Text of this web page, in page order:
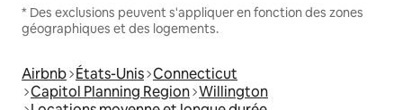
* Des exclusions peuvent s'appliquer en fonction des zones
géographiques et des logements.
Airbnb États-Unis Connecticut
Capitol Planning Region Willington